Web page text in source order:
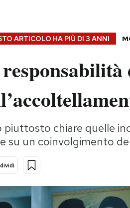
ARTICOLO HA PIÙ DI 3 ANNI
piuttosto chiare quelle
su un coinvolgimento